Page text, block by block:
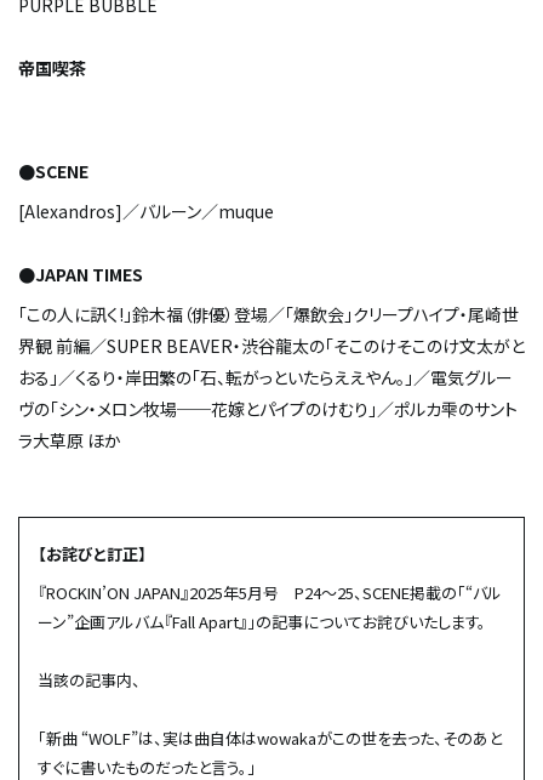
PURPLE BUBBLE
帝国喫茶
●SCENE
[Alexandros]／バルーン／muque
●JAPAN TIMES
「この人に訊く!」鈴木福（俳優）登場／「爆飲会」クリープハイプ・尾崎世
界観 前編／SUPER BEAVER・渋谷龍太の「そこのけそこのけ文太がと
おる」／くるり・岸田繁の「石、転がっといたらええやん。」／電気グルー
ヴの「シン・メロン牧場──花嫁とパイプのけむり」／ポルカ雫のサント
ラ大草原 ほか
【お詫びと訂正】
『ROCKIN’ON JAPAN』2025年5月号 P24〜25、SCENE掲載の「“バル
ーン”企画アルバム『Fall Apart』」の記事についてお詫びいたします。
当該の記事内、
「新曲 “WOLF”は、実は曲自体はwowakaがこの世を去った、そのあと
すぐに書いたものだったと言う。」